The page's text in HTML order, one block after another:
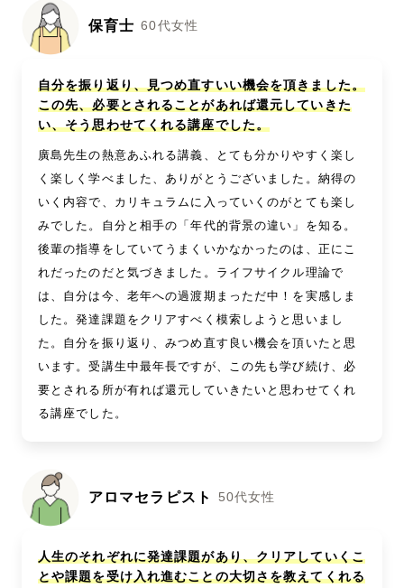
保育士 60代女性
自分を振り返り、見つめ直すいい機会を頂きました。
この先、必要とされることがあれば還元していきた
い、そう思わせてくれる講座でした。
廣島先生の熱意あふれる講義、とても分かりやすく楽し
く楽しく学べました、ありがとうございました。納得の
いく内容で、カリキュラムに入っていくのがとても楽し
みでした。自分と相手の「年代的背景の違い」を知る。
後輩の指導をしていてうまくいかなかったのは、正にこ
れだったのだと気づきました。ライフサイクル理論で
は、自分は今、老年への過渡期まっただ中！を実感しま
した。発達課題をクリアすべく模索しようと思いまし
た。自分を振り返り、みつめ直す良い機会を頂いたと思
います。受講生中最年長ですが、この先も学び続け、必
要とされる所が有れば還元していきたいと思わせてくれ
る講座でした。
アロマセラピスト 50代女性
人生のそれぞれに発達課題があり、クリアしていくこ
とや課題を受け入れ進むことの大切さを教えてくれる